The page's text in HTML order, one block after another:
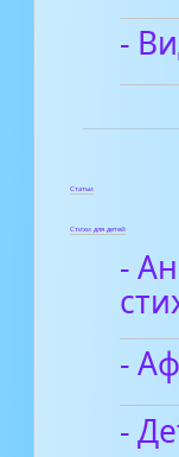
-
Статьи
Стихи для детей
-
-
-